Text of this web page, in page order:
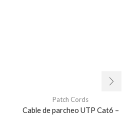
Patch Cords
Cable de parcheo UTP Cat6 –